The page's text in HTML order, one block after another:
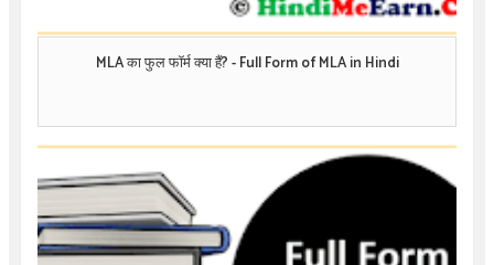
MLA का फुल फॉर्म क्या हैं? - Full Form of MLA in Hindi